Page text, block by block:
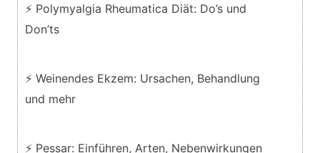
⚡ Polymyalgia Rheumatica Diät: Do’s und
Don’ts
⚡ Weinendes Ekzem: Ursachen, Behandlung
und mehr
⚡ Pessar: Einführen, Arten, Nebenwirkungen